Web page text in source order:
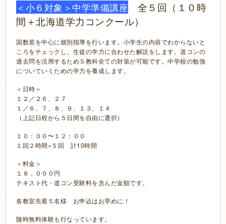
＜小６対象＞中学準備講座
全５回（１０時
間＋北海道学力コンクール）
国数英を中心に個別指導を行います。小学生の内容でわからないと
ころをチェックし、生徒の学力に合わせた解説をします。道コンの
過去問を活用するため５教科全ての対策が可能です。中学校の勉強
についていくための学力を養成します。
＜日時＞
１２／２６、２７
１／６、７、８、９、１３、１４
（上記日程から５日間を自由に選択）
１０：００〜１２：００
１回２時間×５回 計10時間
＜料金＞
１８，０００円
テキスト代・道コン受験料を含んだ金額です。
各教室先着５名様 お申込はお早めに！
随時無料体験も行なっています。